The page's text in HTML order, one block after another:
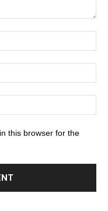
this browser for the